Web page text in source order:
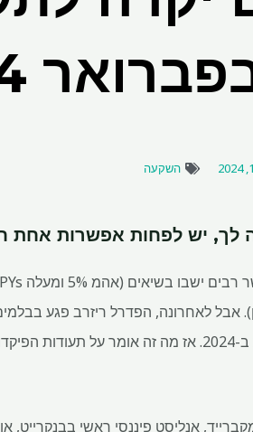
2024
השקעה
לך, יש לפחות אפשרות אחת
לאחרונה, הפדרל ריזרב פגע
והצביע על כך שהוא עשוי להתחיל בתהליך של הפחתת הריבית ב-2024. אז